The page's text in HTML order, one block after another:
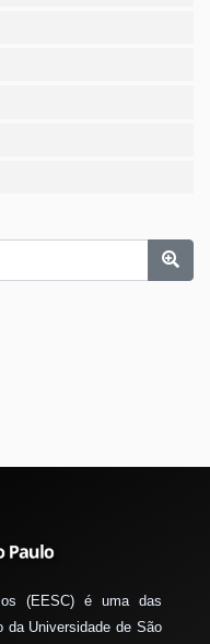
(EESC) é uma das
da Universidade de São